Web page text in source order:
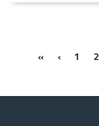
«« Prima
‹‹‹ 1 2